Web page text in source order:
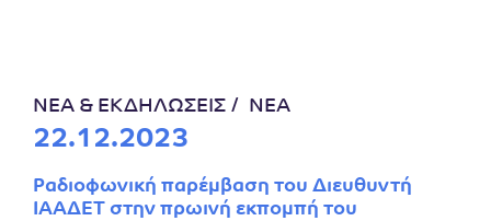
ΝΕΑ & ΕΚΔΗΛΩΣΕΙΣ ΝΕΑ
22.12.2023
Ραδιοφωνική παρέμβαση του Διευθυντή
ΙΑΑΔΕΤ στην πρωινή εκπομπή του